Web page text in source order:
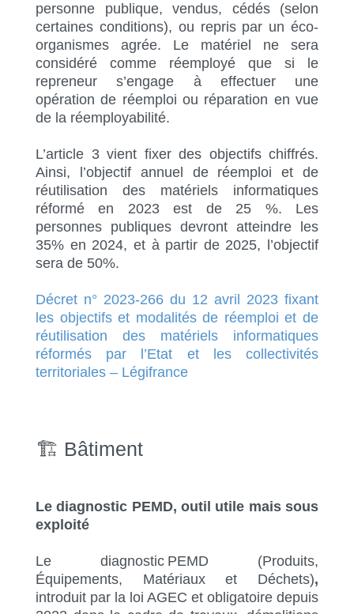
personne publique, vendus, cédés (selon
certaines conditions), ou repris par un éco-
organismes agrée. Le matériel ne sera
considéré comme réemployé que si le
repreneur s’engage à effectuer une
opération de réemploi ou réparation en vue
de la réemployabilité.
L’article 3 vient fixer des objectifs chiffrés.
Ainsi, l’objectif annuel de réemploi et de
réutilisation des matériels informatiques
réformé en 2023 est de 25 %. Les
personnes publiques devront atteindre les
35% en 2024, et à partir de 2025, l’objectif
sera de 50%.
Décret n° 2023-266 du 12 avril 2023 fixant
les objectifs et modalités de réemploi et de
réutilisation des matériels informatiques
réformés par l’Etat et les collectivités
territoriales – Légifrance
🏗 Bâtiment
Le diagnostic PEMD, outil utile mais sous
exploité
Le diagnostic PEMD
(Produits,
Équipements, Matériaux et Déchets),
introduit par la loi AGEC et obligatoire depuis